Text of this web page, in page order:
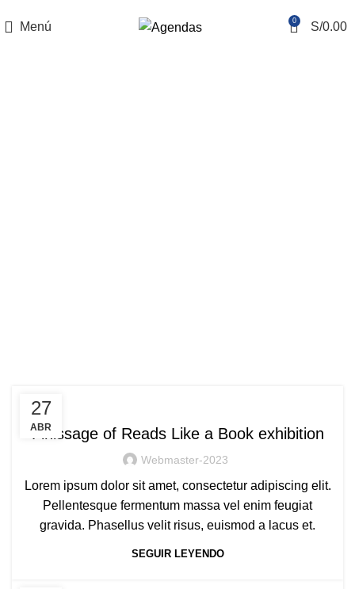
Menú 0 S/0.00
27
ABR
EXHIBITION
Finissage of Reads Like a Book exhibition
Webmaster-2023
Lorem ipsum dolor sit amet, consectetur adipiscing elit.
Pellentesque fermentum massa vel enim feugiat
gravida. Phasellus velit risus, euismod a lacus et.
SEGUIR LEYENDO